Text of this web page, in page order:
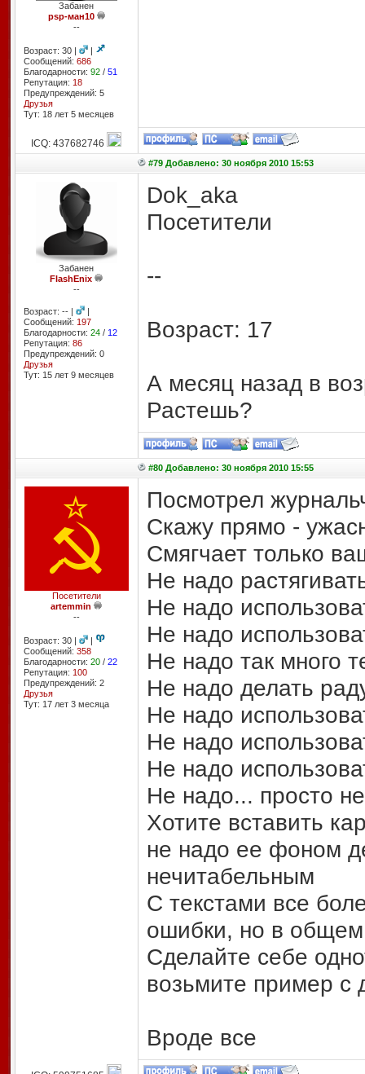
Забанен
psp-ман10
--
Возраст: 30 |
|
Сообщений: 686
Благодарности: 92/ 51
Репутация: 18
Предупреждений: 5
Друзья
Тут: 18 лет 5 месяцев
ICQ: 437682746
#79 Добавлено: 30 ноября 2010 15:53
Забанен
FlashEnix
--
Возраст: -- |
|
Сообщений: 197
Благодарности: 24/ 12
Репутация: 86
Предупреждений: 0
Друзья
Тут: 15 лет 9 месяцев
Dok_aka
Посетители
--
Возраст: 17
А месяц назад в
Растешь?
#80 Добавлено: 30 ноября 2010 15:55
Посетители
artemmin
--
Возраст: 30 |
|
Сообщений: 358
Благодарности: 20/ 22
Репутация: 100
Предупреждений: 2
Друзья
Тут: 17 лет 3 месяцa
Посмотрел
Скажу прямо -
Смягчает только
Не надо
Не надо
Не надо
Не надо так много
Не надо делать
Не надо
Не надо
Не надо
Не надо... просто
Хотите вставить
не надо ее фоном
нечитабельным
С текстами все
ошибки, но в
Сделайте себе
возьмите пример с
Вроде все